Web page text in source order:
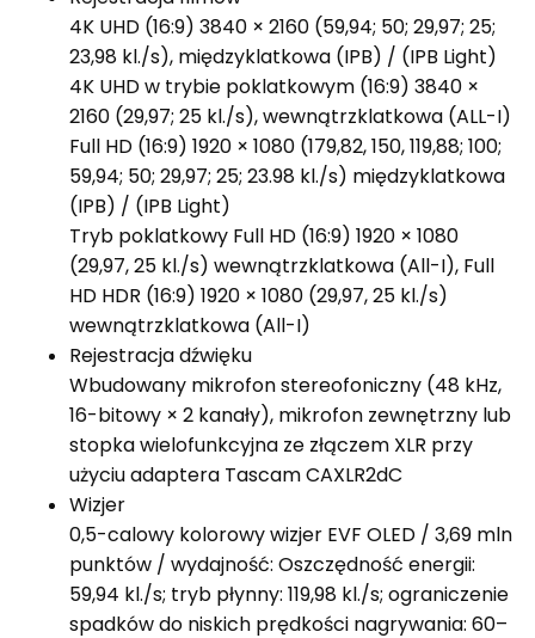
4K UHD (16:9) 3840 × 2160 (59,94; 50; 29,97; 25;
23,98 kl./s), międzyklatkowa (IPB) / (IPB Light)
4K UHD w trybie poklatkowym (16:9) 3840 ×
2160 (29,97; 25 kl./s), wewnątrzklatkowa (ALL-I)
Full HD (16:9) 1920 × 1080 (179,82, 150, 119,88; 100;
59,94; 50; 29,97; 25; 23.98 kl./s) międzyklatkowa
(IPB) / (IPB Light)
Tryb poklatkowy Full HD (16:9) 1920 × 1080
(29,97, 25 kl./s) wewnątrzklatkowa (All-I), Full
HD HDR (16:9) 1920 × 1080 (29,97, 25 kl./s)
wewnątrzklatkowa (All-I)
Rejestracja dźwięku
Wbudowany mikrofon stereofoniczny (48 kHz,
16-bitowy × 2 kanały), mikrofon zewnętrzny lub
stopka wielofunkcyjna ze złączem XLR przy
użyciu adaptera Tascam CAXLR2dC
Wizjer
0,5-calowy kolorowy wizjer EVF OLED / 3,69 mln
punktów / wydajność: Oszczędność energii:
59,94 kl./s; tryb płynny: 119,98 kl./s; ograniczenie
spadków do niskich prędkości nagrywania: 60–